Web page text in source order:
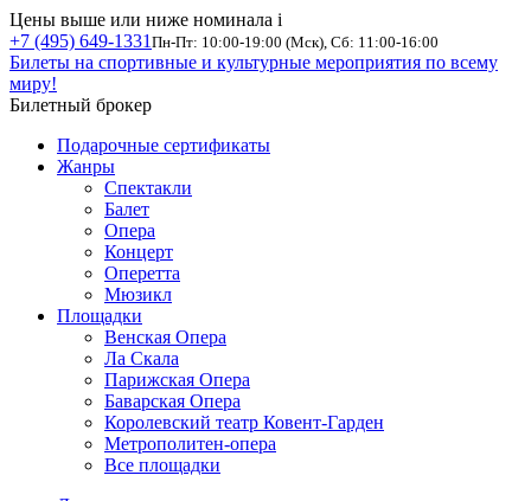
Цены выше или ниже номинала i
+7 (495) 649-1331 Пн-Пт: 10:00-19:00 (Мск), Сб: 11:00-16:00
Билеты на спортивные и культурные мероприятия по всему
миру!
Билетный брокер
Подарочные сертификаты
Жанры
Спектакли
Балет
Опера
Концерт
Оперетта
Мюзикл
Площадки
Венская Опера
Ла Скала
Парижская Опера
Баварская Опера
Королевский театр Ковент-Гарден
Метрополитен-опера
Все площадки